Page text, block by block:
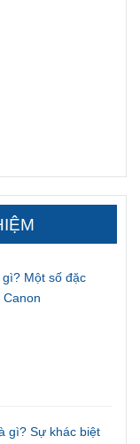
Một số đặc
Canon
gì? Sự khác biệt